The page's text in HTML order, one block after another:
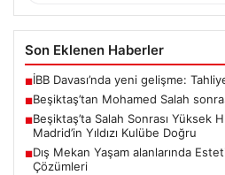
Son Eklenen Haberler
■İBB Davası’nda yeni gelişme:
■Beşiktaş’tan Mohamed Salah
■Beşiktaş’ta Salah Sonrası Yüksek
Madrid’in Yıldızı Kulübe Doğru
■Dış Mekan Yaşam alanlarında
Çözümleri